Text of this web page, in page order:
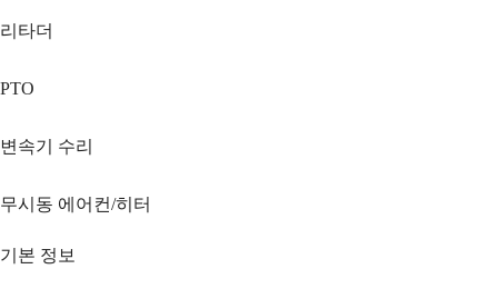
리타더
PTO
변속기 수리
무시동 에어컨/히터
기본 정보